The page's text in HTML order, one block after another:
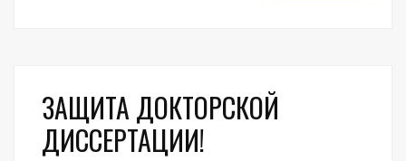
ЗАЩИТА ДОКТОРСКОЙ
ДИССЕРТАЦИИ!